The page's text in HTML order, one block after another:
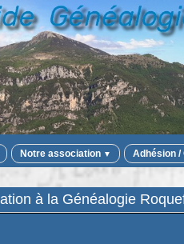
Notre association ▼ Adhésion /
à la Généalogie